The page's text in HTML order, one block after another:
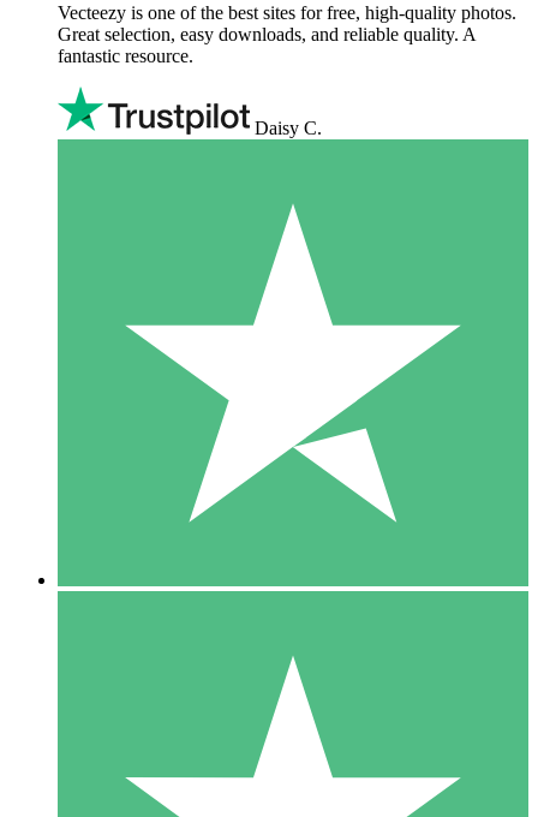
Vecteezy is one of the best sites for free, high‑quality photos.
Great selection, easy downloads, and reliable quality. A
fantastic resource.
Daisy C.